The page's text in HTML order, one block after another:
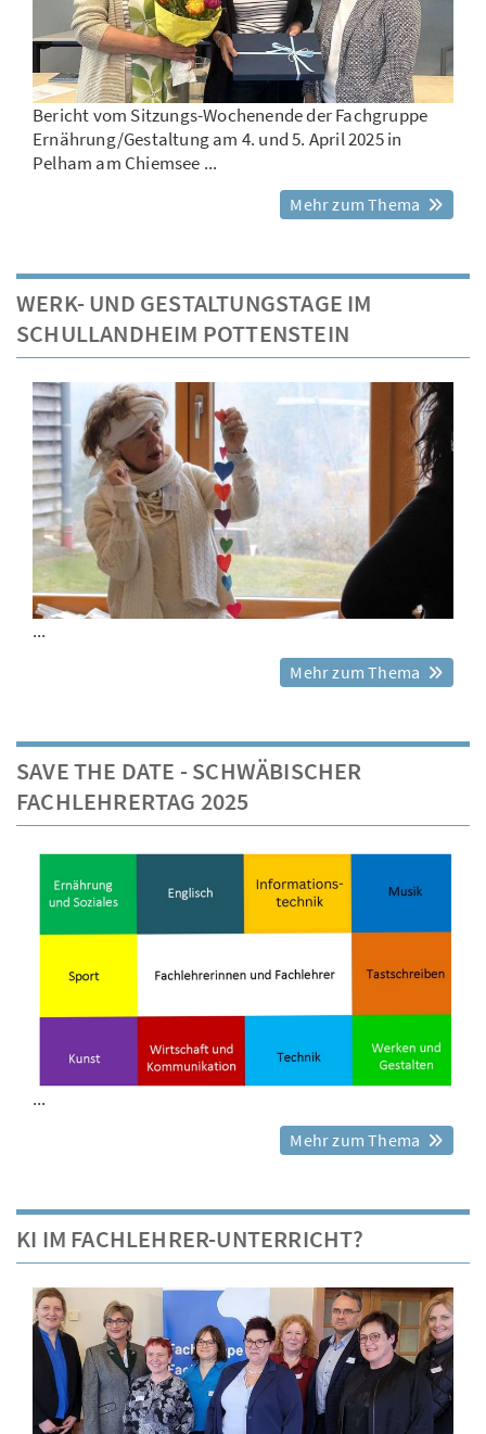
Bericht vom Sitzungs-Wochenende der Fachgruppe
Ernährung/Gestaltung am 4. und 5. April 2025 in
Pelham am Chiemsee ...
Mehr zum Thema
WERK- UND GESTALTUNGSTAGE IM
SCHULLANDHEIM POTTENSTEIN
...
Mehr zum Thema
SAVE THE DATE - SCHWÄBISCHER
FACHLEHRERTAG 2025
...
Mehr zum Thema
KI IM FACHLEHRER-UNTERRICHT?